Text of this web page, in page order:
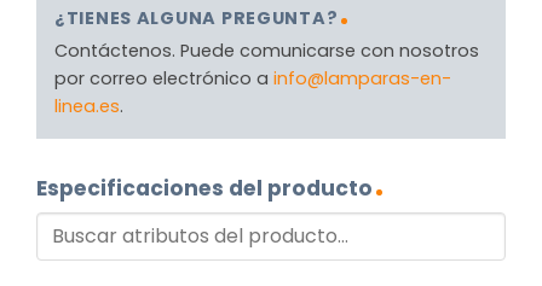
¿TIENES ALGUNA PREGUNTA?
Contáctenos. Puede comunicarse con nosotros
por correo electrónico a info@lamparas-en-
linea.es.
Especificaciones del producto